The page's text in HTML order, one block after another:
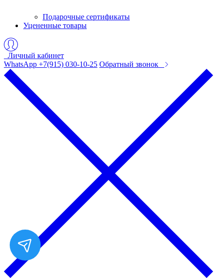
Подарочные сертификаты
Уцененные товары
Личный кабинет
WhatsApp +7(915) 030-10-25 Обратный звонок